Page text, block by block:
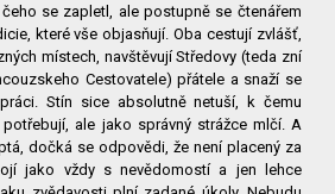
se zapletl, ale postupně se čtenářem
které vše objasňují. Oba cestují zvlášť,
místech, navštěvují Středovy (teda zní
Cestovatele) přátele a snaží se
Stín sice absolutně netuší, k čemu
ale jako správný strážce mlčí. A
dočká se odpovědi, že není placený za
jako vždy s nevědomostí a jen lehce